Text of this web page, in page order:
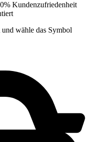
wähle das Symbol